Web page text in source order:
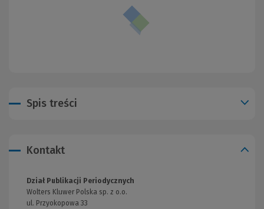
Spis treści
Kontakt
Dział Publikacji Periodycznych
Wolters Kluwer Polska sp. z o.o.
ul. Przyokopowa 33